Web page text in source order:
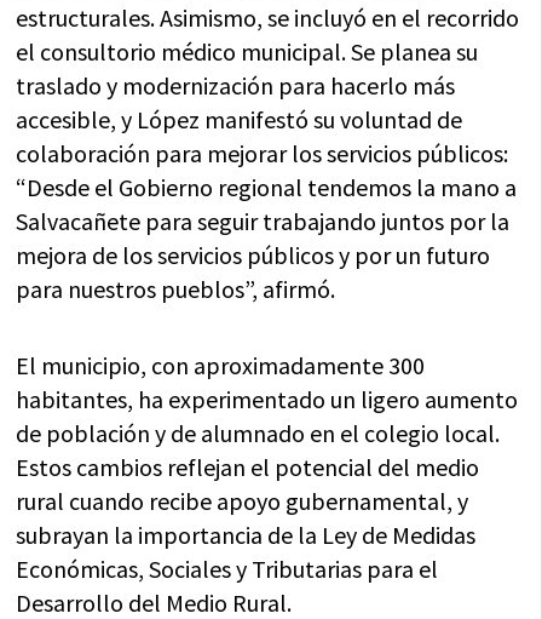
estructurales. Asimismo, se incluyó en el recorrido
el consultorio médico municipal. Se planea su
traslado y modernización para hacerlo más
accesible, y López manifestó su voluntad de
colaboración para mejorar los servicios públicos:
“Desde el Gobierno regional tendemos la mano a
Salvacañete para seguir trabajando juntos por la
mejora de los servicios públicos y por un futuro
para nuestros pueblos”, afirmó.
El municipio, con aproximadamente 300
habitantes, ha experimentado un ligero aumento
de población y de alumnado en el colegio local.
Estos cambios reflejan el potencial del medio
rural cuando recibe apoyo gubernamental, y
subrayan la importancia de la Ley de Medidas
Económicas, Sociales y Tributarias para el
Desarrollo del Medio Rural.